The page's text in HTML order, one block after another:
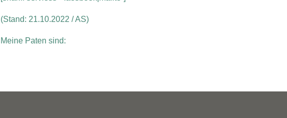
(Stand: 21.10.2022 / AS)
Meine Paten sind: